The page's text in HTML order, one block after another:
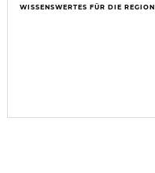
WISSENSWERTES FÜR DIE REGION